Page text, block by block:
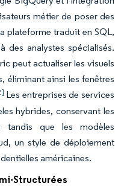
métier de poser des
plateforme traduit en SQL,
des analystes spécialisés.
peut actualiser les visuels
éliminant ainsi les fenêtres
Les entreprises de services
hybrides, conservant les
tandis que les modèles
un style de déploiement
américaines.
Structurées